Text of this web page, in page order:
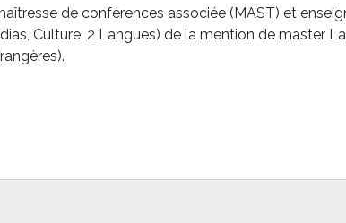
de conférences associée (MAST) et
Culture, 2 Langues) de la mention de master